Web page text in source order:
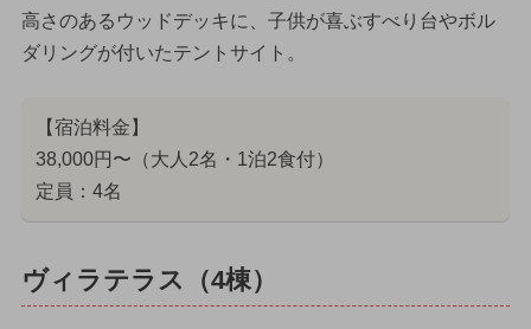
高さのあるウッドデッキに、子供が喜ぶすべり台やボル
ダリングが付いたテントサイト。
【宿泊料金】
38,000円〜（大人2名・1泊2食付）
定員：4名
ヴィラテラス（4棟）